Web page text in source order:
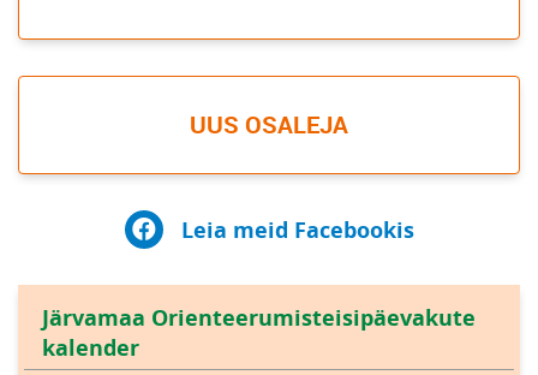
UUS OSALEJA
Leia meid Facebookis
Järvamaa Orienteerumisteisipäevakute
kalender